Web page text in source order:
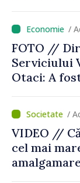
/
FOTO //
Serviciului
Otaci: A
control
performant
/
VIDEO //
cel mai